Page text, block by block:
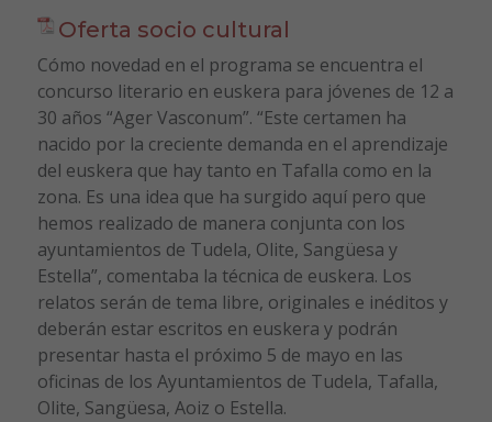
Oferta socio cultural
Cómo novedad en el programa se encuentra el
concurso literario en euskera para jóvenes de 12 a
30 años “Ager Vasconum”. “Este certamen ha
nacido por la creciente demanda en el aprendizaje
del euskera que hay tanto en Tafalla como en la
zona. Es una idea que ha surgido aquí pero que
hemos realizado de manera conjunta con los
ayuntamientos de Tudela, Olite, Sangüesa y
Estella”, comentaba la técnica de euskera. Los
relatos serán de tema libre, originales e inéditos y
deberán estar escritos en euskera y podrán
presentar hasta el próximo 5 de mayo en las
oficinas de los Ayuntamientos de Tudela, Tafalla,
Olite, Sangüesa, Aoiz o Estella.